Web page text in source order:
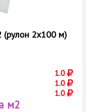
(рулон 2х100 м)
1.0
1.0
1.0
м2